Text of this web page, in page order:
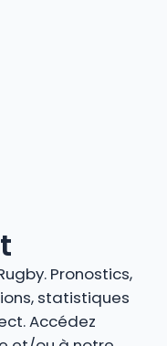
Pronostics,
statistiques
Accédez